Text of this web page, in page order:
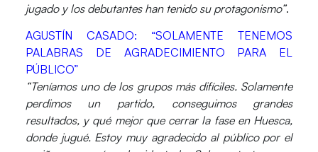
jugado y los debutantes han tenido su protagonismo”.
AGUSTÍN CASADO: “SOLAMENTE TENEMOS
PALABRAS DE AGRADECIMIENTO PARA EL
PÚBLICO”
“Teníamos uno de los grupos más difíciles. Solamente
perdimos un partido, conseguimos grandes
resultados, y qué mejor que cerrar la fase en Huesca,
donde jugué. Estoy muy agradecido al público por el